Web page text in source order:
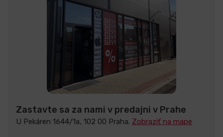
Zastavte sa za nami v predajni v Prahe
U Pekáren 1644/1a, 102 00 Praha. Zobraziť na mape